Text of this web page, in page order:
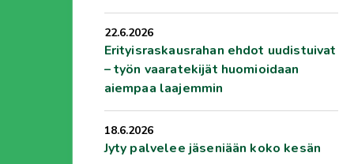
22.6.2026
Erityisraskausrahan ehdot uudistuivat
– työn vaaratekijät huomioidaan
aiempaa laajemmin
18.6.2026
Jyty palvelee jäseniään koko kesän